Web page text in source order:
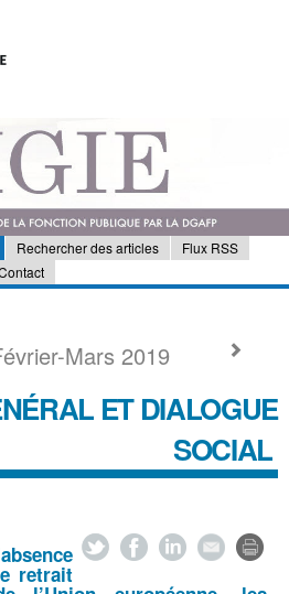
Rechercher des articles
Flux RSS
Mars 2019
ET DIALOGUE
SOCIAL
retrait